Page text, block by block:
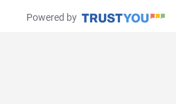
Powered by